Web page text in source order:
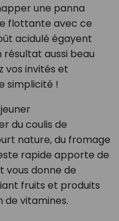
une panna
flottante avec ce
acidulé égayent
aussi beau
vos invités et
simplicité !
du coulis de
nature, du fromage
rapide apporte de
vous donne de
fruits et produits
de vitamines.